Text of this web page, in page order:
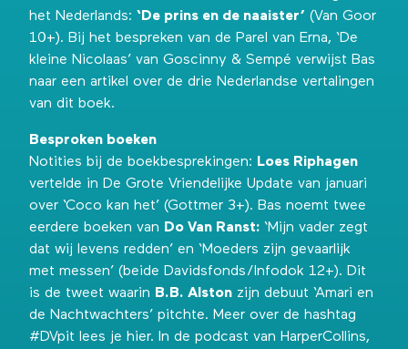
het Nederlands: ‘De prins en de naaister’ (Van Goor
10+). Bij het bespreken van de Parel van Erna, ‘De
kleine Nicolaas’ van Goscinny & Sempé verwijst Bas
naar een artikel over de drie Nederlandse vertalingen
van dit boek.
Besproken boeken
Notities bij de boekbesprekingen: Loes Riphagen
vertelde in De Grote Vriendelijke Update van januari
over ‘Coco kan het’ (Gottmer 3+). Bas noemt twee
eerdere boeken van Do Van Ranst: ‘Mijn vader zegt
dat wij levens redden’ en ‘Moeders zijn gevaarlijk
met messen’ (beide Davidsfonds/Infodok 12+). Dit
is de tweet waarin B.B. Alston zijn debuut ‘Amari en
de Nachtwachters’ pitchte. Meer over de hashtag
#DVpit lees je hier. In de podcast van HarperCollins,